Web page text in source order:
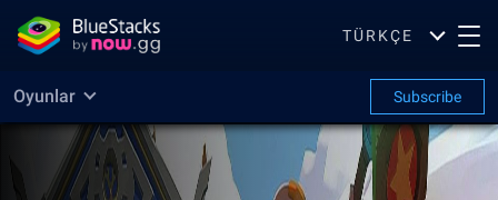
TÜRKÇE
Oyunlar Subscribe